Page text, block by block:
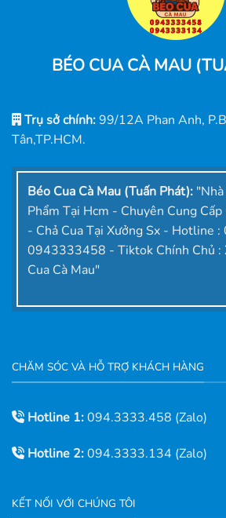
BÉO CUA CÀ MAU
Trụ sở chính:99/12A Phan Anh,
Tân,TP.HCM.
Béo Cua Cà Mau (Tuấn Phát):
Phẩm Tại Hcm - Chuyên Cung
- Chả Cua Tại Xưởng Sx - Hotline
0943333458 - Tiktok Chính Chủ :
Cua Cà Mau"
CHĂM SÓC VÀ HỖ TRỢ KHÁCH HÀNG
Hotline 1:094.3333.458 (Zalo)
Hotline 2:094.3333.134 (Zalo)
KẾT NỐI VỚI CHÚNG TÔI